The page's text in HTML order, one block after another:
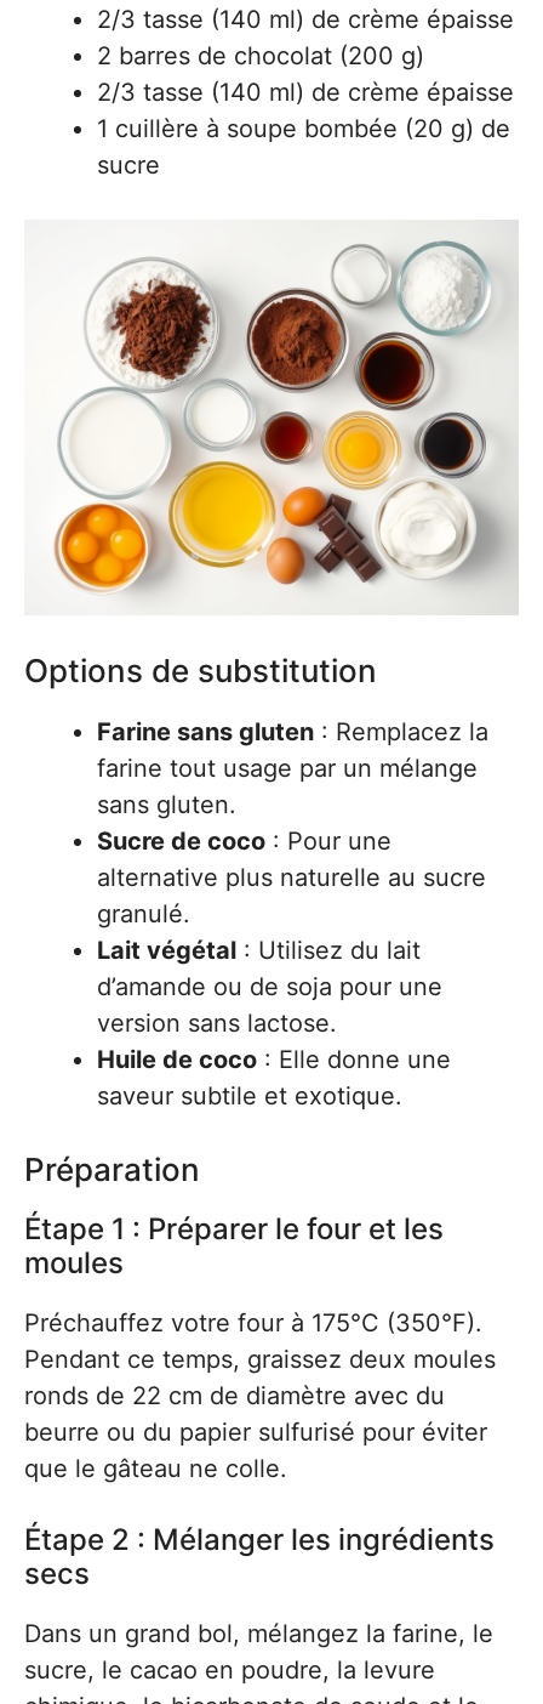
2/3 tasse (140 ml) de crème épaisse
2 barres de chocolat (200 g)
2/3 tasse (140 ml) de crème épaisse
1 cuillère à soupe bombée (20 g) de
sucre
Options de substitution
Farine sans gluten : Remplacez la
farine tout usage par un mélange
sans gluten.
Sucre de coco : Pour une
alternative plus naturelle au sucre
granulé.
Lait végétal : Utilisez du lait
d’amande ou de soja pour une
version sans lactose.
Huile de coco : Elle donne une
saveur subtile et exotique.
Préparation
Étape 1 : Préparer le four et les
moules
Préchauffez votre four à 175°C (350°F).
Pendant ce temps, graissez deux moules
ronds de 22 cm de diamètre avec du
beurre ou du papier sulfurisé pour éviter
que le gâteau ne colle.
Étape 2 : Mélanger les ingrédients
secs
Dans un grand bol, mélangez la farine, le
sucre, le cacao en poudre, la levure